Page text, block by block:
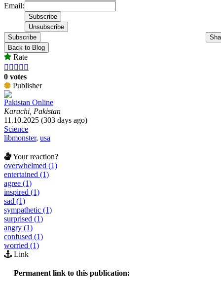
Email:
Subscribe
Back to Blog
Rate
    
0 votes
Publisher
Pakistan Online
Karachi, Pakistan
11.10.2025 (303 days ago)
Science
libmonster, usa
Your reaction?
overwhelmed (1)
entertained (1)
agree (1)
inspired (1)
sad (1)
sympathetic (1)
surprised (1)
angry (1)
confused (1)
worried (1)
Link
Permanent link to this publication: